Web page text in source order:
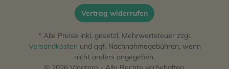
Vertrag widerrufen
* Alle Preise inkl. gesetzl. Mehrwertsteuer zzgl.
Versandkosten und ggf. Nachnahmegebühren, wenn
nicht anders angegeben.